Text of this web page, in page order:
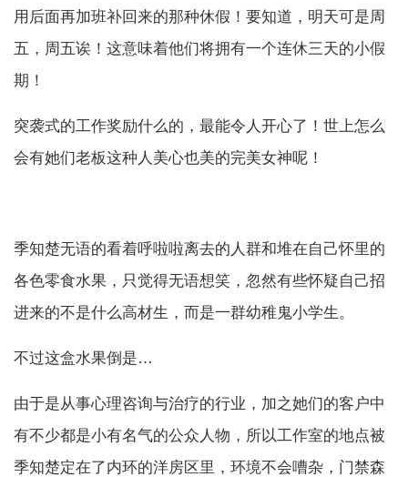
用后面再加班补回来的那种休假！要知道，明天可是周
五，周五诶！这意味着他们将拥有一个连休三天的小假
期！
突袭式的工作奖励什么的，最能令人开心了！世上怎么
会有她们老板这种人美心也美的完美女神呢！
季知楚无语的看着呼啦啦离去的人群和堆在自己怀里的
各色零食水果，只觉得无语想笑，忽然有些怀疑自己招
进来的不是什么高材生，而是一群幼稚鬼小学生。
不过这盒水果倒是…
由于是从事心理咨询与治疗的行业，加之她们的客户中
有不少都是小有名气的公众人物，所以工作室的地点被
季知楚定在了内环的洋房区里，环境不会嘈杂，门禁森